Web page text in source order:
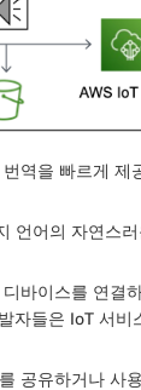
역을 빠르게 제
언어의 자연스
바이스를 연결
자들은 IoT 서
공유하거나 사